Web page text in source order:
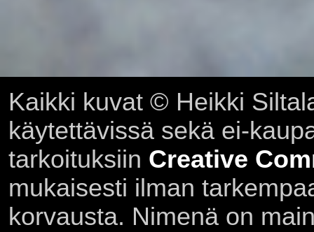
Kaikki kuvat © Heikki
käytettävissä sekä ei-
tarkoituksiin Creative
mukaisesti ilman
korvausta. Nimenä on